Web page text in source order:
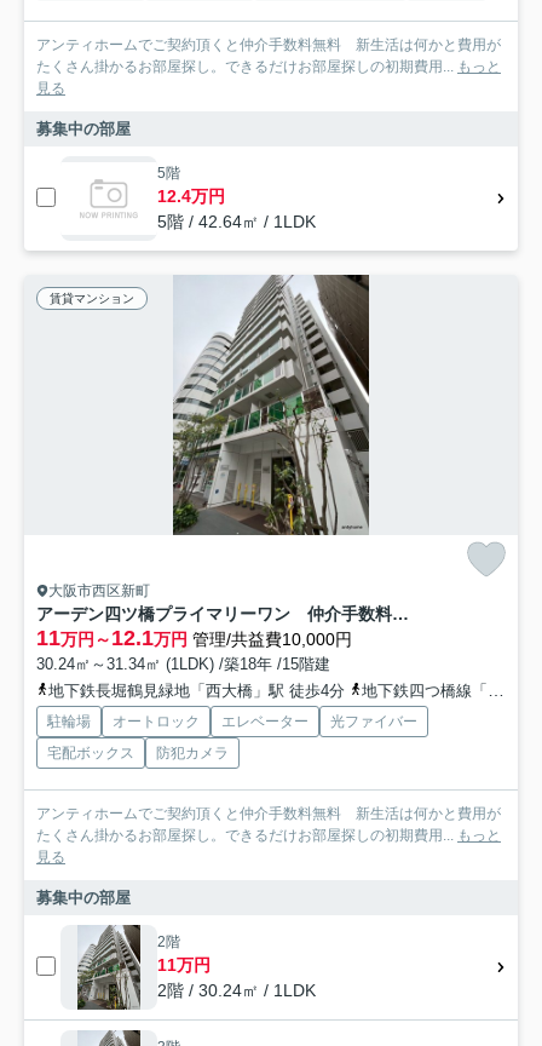
アンティホームでご契約頂くと仲介手数料無料 新生活は何かと費用が
たくさん掛かるお部屋探し。できるだけお部屋探しの初期費用...
もっと
見る
募集中の部屋
5階
12.4万円
5階 / 42.64㎡ / 1LDK
賃貸マンション
大阪市西区新町
アーデン四ツ橋プライマリーワン 仲介手数料無料
11万円～12.1万円 管理/共益費10,000円
30.24㎡～31.34㎡ (1LDK) /築18年 /15階建
地下鉄長堀鶴見緑地「西大橋」駅 徒歩4分
地下鉄四つ橋線「四ツ橋」駅 徒歩4分
駐輪場 オートロック エレベーター
光ファイバー
宅配ボックス
防犯カメラ
アンティホームでご契約頂くと仲介手数料無料 新生活は何かと費用が
たくさん掛かるお部屋探し。できるだけお部屋探しの初期費用...
もっと
見る
募集中の部屋
2階
11万円
2階 / 30.24㎡ / 1LDK